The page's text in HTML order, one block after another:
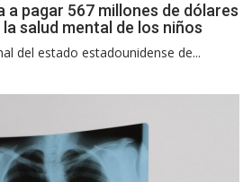
a pagar 567 millones de dólares
salud mental de los niños
del estado estadounidense de...